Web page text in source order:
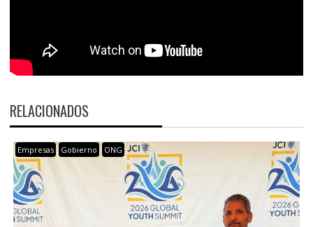
RELACIONADOS
Empresas Gobierno ONG